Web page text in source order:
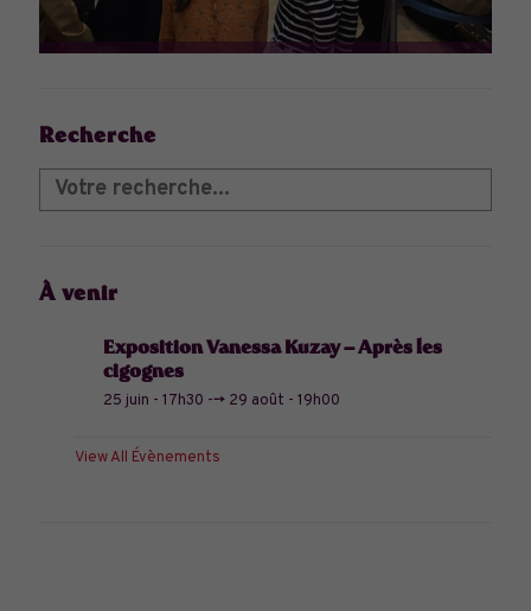
Recherche
À venir
Exposition Vanessa Kuzay – Après les
cigognes
25 juin - 17h30 --> 29 août - 19h00
View All Évènements